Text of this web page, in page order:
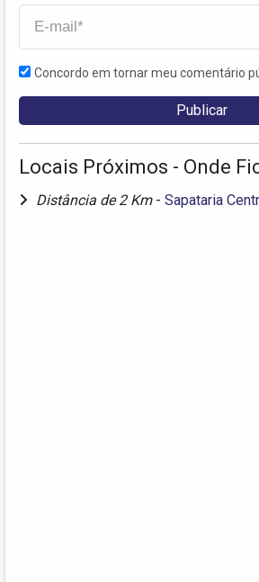
Concordo em tornar meu comentário
Locais Próximos - Onde
Distância de 2 Km - Sapataria